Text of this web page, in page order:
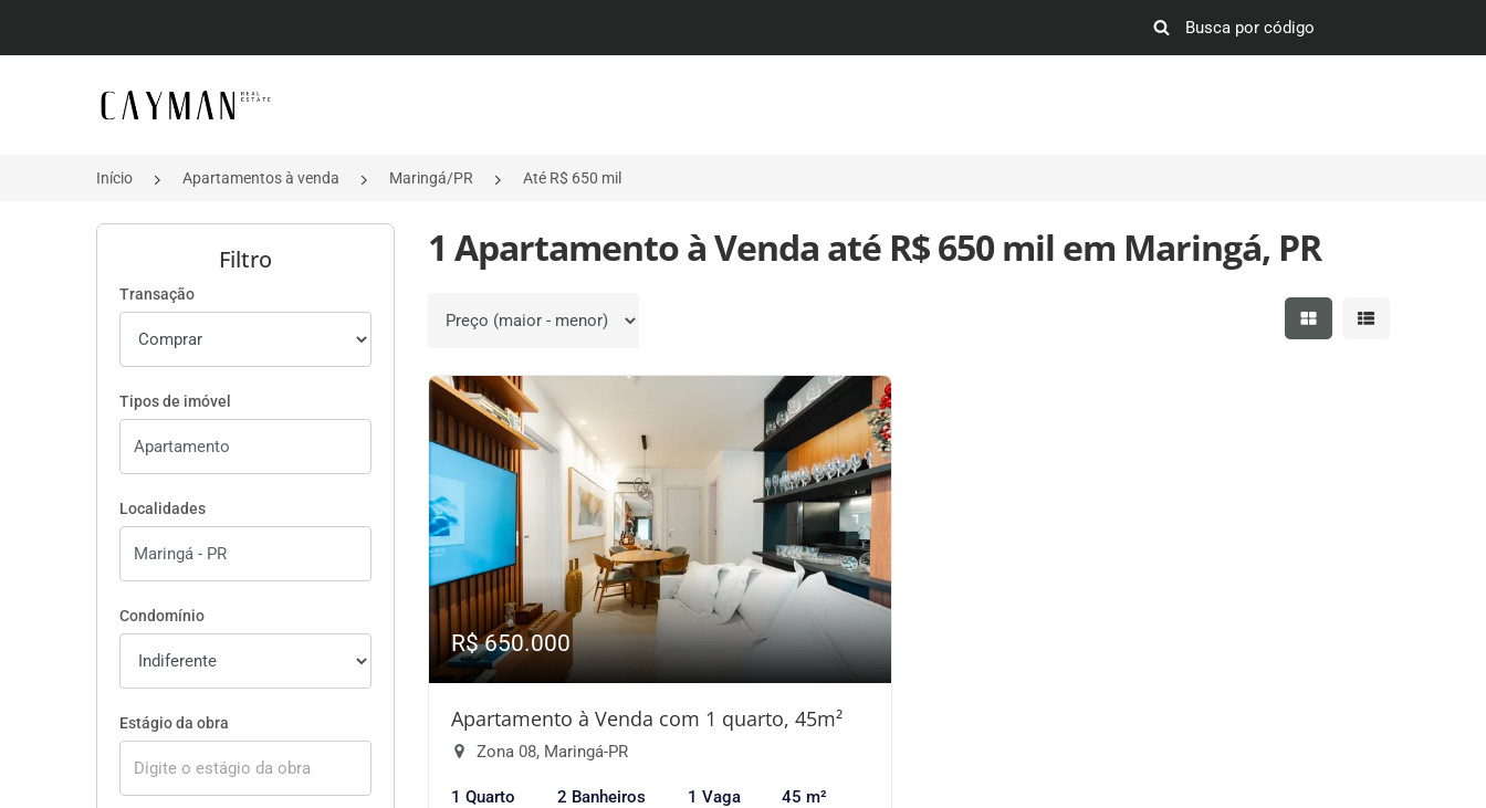
Página inicial
Início Apartamentos à venda Maringá/PR Até R$ 650 mil
Filtro
Transação
Tipos de imóvel
Localidades
Condomínio
Estágio da obra
1 Apartamento à Venda até R$ 650 mil em Maringá, PR
Ordenar por Mostrar resultados em
Mostrar
R$ 650.000
Apartamento à Venda com 1 quarto, 45m²
Zona 08, Maringá-PR
1 Quarto 2 Banheiros 1 Vaga 45 m²